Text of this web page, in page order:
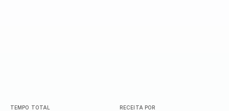
TEMPO TOTAL RECEITA POR